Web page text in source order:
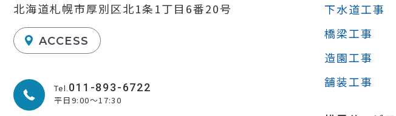
北海道札幌市厚別区北1条1丁目6番20号
ACCESS
Tel.011-893-6722
平日9:00～17:30
下水道工事
橋梁工事
造園工事
舗装工事